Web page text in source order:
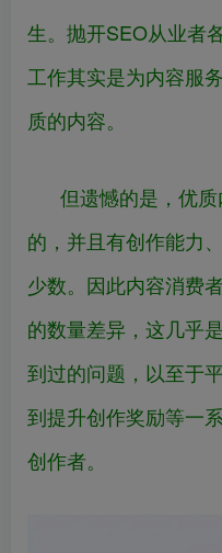
生。抛开SEO从业者
工作其实是为内容服
质的内容。
但遗憾的是，优
的，并且有创作能力
少数。因此内容消费
的数量差异，这几乎
到过的问题，以至于
到提升创作奖励等一
创作者。